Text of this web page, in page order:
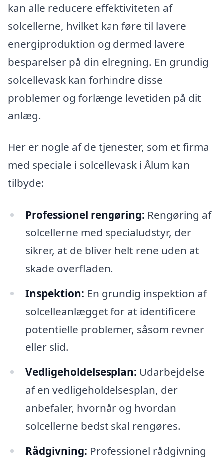
kan alle reducere effektiviteten af
solcellerne, hvilket kan føre til lavere
energiproduktion og dermed lavere
besparelser på din elregning. En grundig
solcellevask kan forhindre disse
problemer og forlænge levetiden på dit
anlæg.
Her er nogle af de tjenester, som et firma
med speciale i solcellevask i Ålum kan
tilbyde:
Professionel rengøring: Rengøring af
solcellerne med specialudstyr, der
sikrer, at de bliver helt rene uden at
skade overfladen.
Inspektion: En grundig inspektion af
solcelleanlægget for at identificere
potentielle problemer, såsom revner
eller slid.
Vedligeholdelsesplan: Udarbejdelse
af en vedligeholdelsesplan, der
anbefaler, hvornår og hvordan
solcellerne bedst skal rengøres.
Rådgivning: Professionel rådgivning